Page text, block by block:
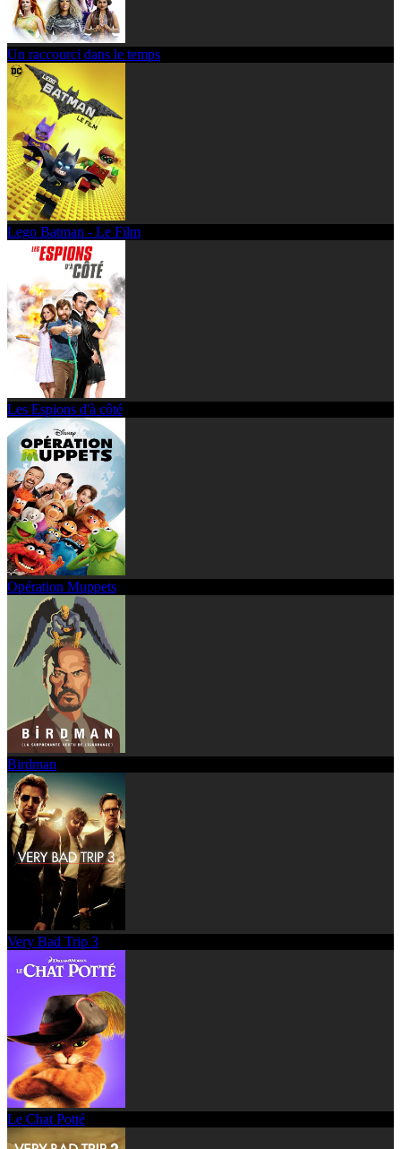
Un raccourci dans le temps
Lego Batman - Le Film
Les Espions d'à côté
Opération Muppets
Birdman
Very Bad Trip 3
Le Chat Potté